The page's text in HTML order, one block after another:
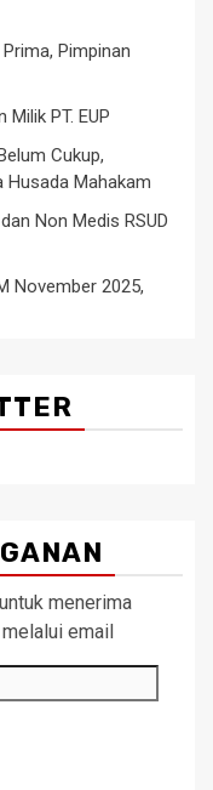
Pimpinan
PT. EUP
Cukup,
Husada Mahakam
Non Medis RSUD
November 2025,
menerima
email